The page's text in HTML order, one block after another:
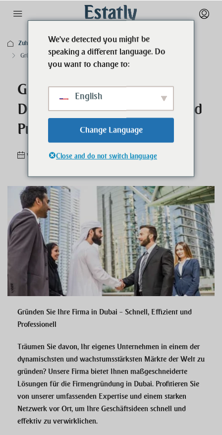
Zuhause
Business
Gründen Sie Ihre Firma in Dubai – Schnell, Effizient und Professionell
Gründen Sie Ihre Firma in
Dubai – Schnell, Effizient und
Professionell
vor 2 Jahren Business 0
Gründen Sie Ihre Firma in Dubai – Schnell, Effizient und
Professionell
Träumen Sie davon, Ihr eigenes Unternehmen in einem der
dynamischsten und wachstumsstärksten Märkte der Welt zu
gründen? Unsere Firma bietet Ihnen maßgeschneiderte
Lösungen für die Firmengründung in Dubai. Profitieren Sie
von unserer umfassenden Expertise und einem starken
Netzwerk vor Ort, um Ihre Geschäftsideen schnell und
effektiv zu verwirklichen.
We've detected you might be
speaking a different language. Do
you want to change to:
English
Change Language
Close and do not switch language